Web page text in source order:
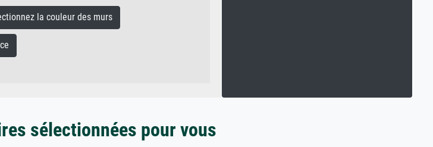
la couleur des murs
sélectionnées pour vous